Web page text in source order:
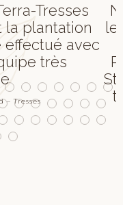
Tresses
la plantation
effectué avec
très
– Tresses